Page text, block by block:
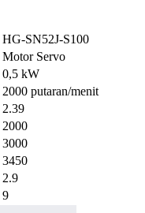
HG-SN52J-S100
Motor Servo
0,5 kW
2000 putaran/menit
2.39
2000
3000
3450
2.9
9